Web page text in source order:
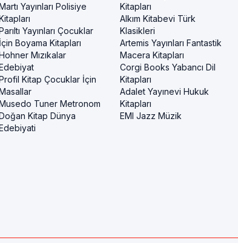
Yayınları Polisiye
Yayınları Çocuklar
İçin Boyama Kitapları
Mızıkalar
Kitap Çocuklar İçin
Tuner Metronom
Kitap Dünya
Kitapları
Alkım Kitabevi Türk
Klasikleri
Artemis Yayınları Fantastik
Macera Kitapları
Corgi Books Yabancı Dil
Kitapları
Adalet Yayınevi Hukuk
Kitapları
EMI Jazz Müzik